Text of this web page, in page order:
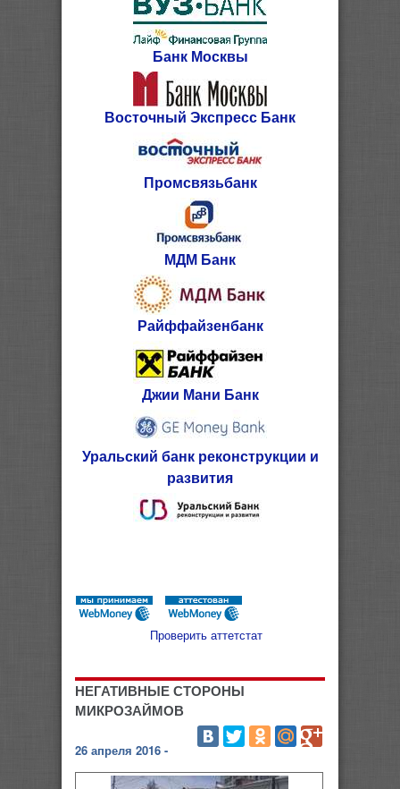
Банк Москвы
Восточный Экспресс Банк
Промсвязьбанк
МДМ Банк
Райффайзенбанк
Джии Мани Банк
Уральский банк реконструкции и
развития
Проверить аттетстат
НЕГАТИВНЫЕ СТОРОНЫ
МИКРОЗАЙМОВ
26 апреля 2016 -